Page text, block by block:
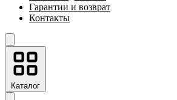
Гарантии и возврат
Контакты
Каталог